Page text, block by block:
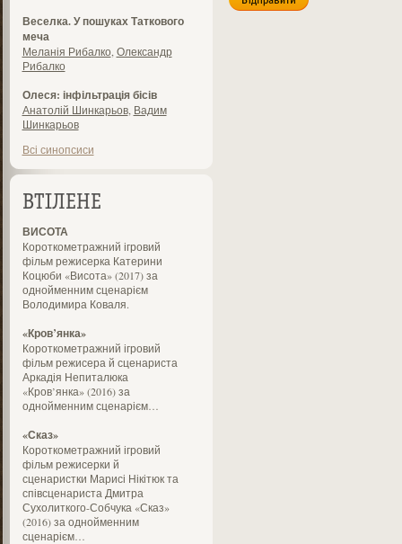
Веселка. У пошуках Таткового
меча
Меланія Рибалко Олександр
Рибалко
Олеся: інфільтрація бісів
Анатолій Шинкарьов, Вадим
Шинкарьов
Всі синопсиси
ВТІЛЕНЕ
ВИСОТА
Короткометражний ігровий
фільм режисерка Катерини
Коцюби «Висота» (2017) за
однойменним сценарієм
Володимира Коваля.
«Кров’янка»
Короткометражний ігровий
фільм режисера й сценариста
Аркадія Непиталюка
«Кров’янка» (2016) за
однойменним сценарієм…
«Сказ»
Короткометражний ігровий
фільм режисерки й
сценаристки Марисі Нікітюк та
співсценариста Дмитра
Сухолиткого-Собчука «Сказ»
(2016) за однойменним
сценарієм…